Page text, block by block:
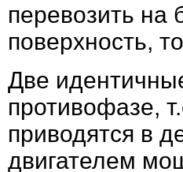
перевозить на
поверхность,
Две
противофазе,
приводятся в
двигателем